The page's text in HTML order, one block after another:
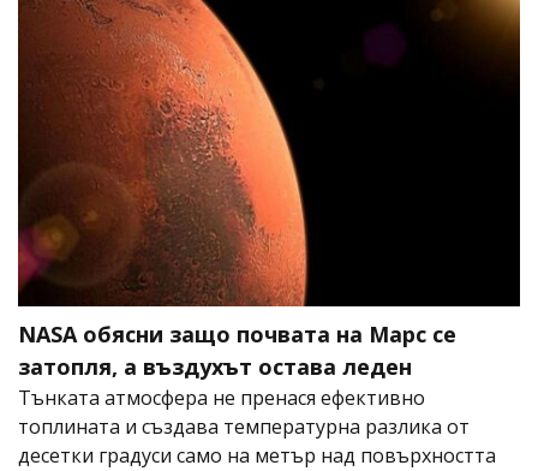
NASA обясни защо почвата на Марс се
затопля, а въздухът остава леден
Тънката атмосфера не пренася ефективно
топлината и създава температурна разлика от
десетки градуси само на метър над повърхността